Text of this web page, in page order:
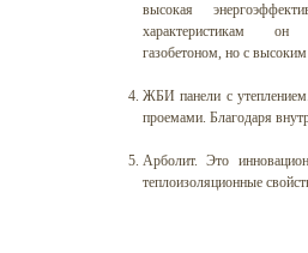
высокая
характеристикам
газобетоном, но с
ЖБИ панели с
проемами. Благодаря
Арболит. Это
теплоизоляционные